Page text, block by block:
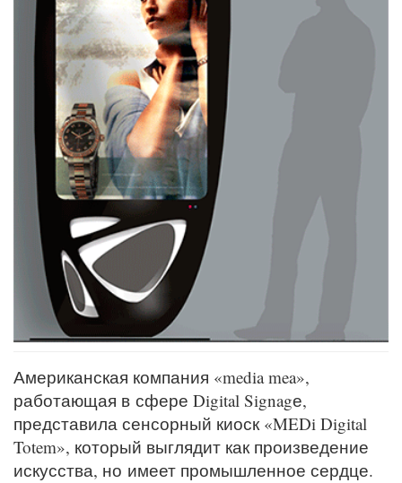
Американская компания «media mea»,
работающая в сфере Digital Signagе,
представила сенсорный киоск «MEDi Digital
Totem», который выглядит как произведение
искусства, но имеет промышленное сердце.